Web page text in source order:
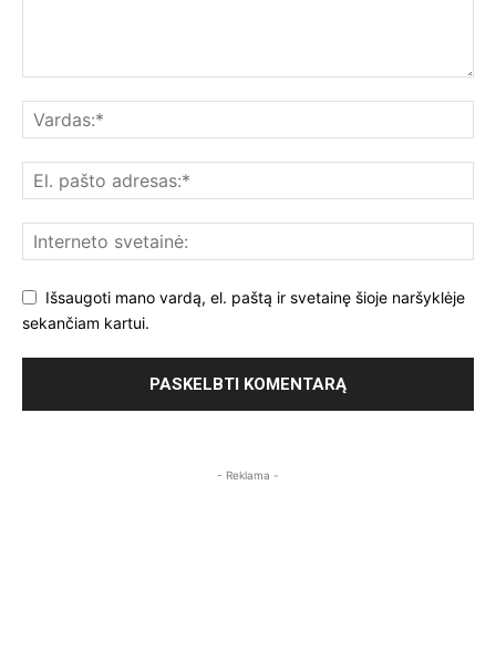
Išsaugoti mano vardą, el. paštą ir svetainę šioje naršyklėje
sekančiam kartui.
- Reklama -